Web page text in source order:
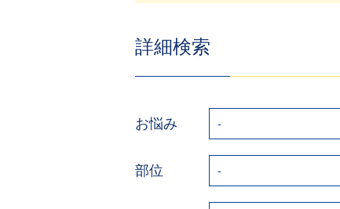
詳細検索
お悩み
部位